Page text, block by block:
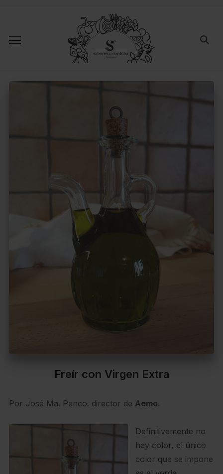
Freír con Virgen Extra
Por José Ma. Penco. director de Aemo.
Definitivamente no
hay color, el único
color que se impone